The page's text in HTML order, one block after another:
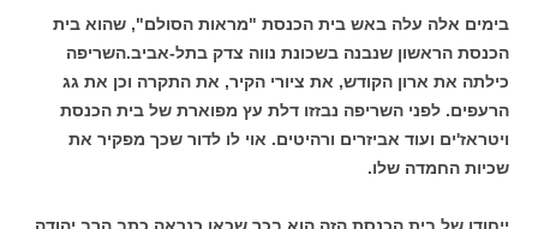
בימים אלה עלה באש בית הכנסת "מראות הסולם", שהוא בית
הכנסת הראשון שנבנה בשכונת נווה צדק בתל-אביב.השריפה
כילתה את ארון הקודש, את ציורי הקיר, את התקרה וכן את גג
הרעפים. לפני השריפה נבזזו דלת עץ מפוארת של בית הכנסת
ויטראז'ים ועוד אביזרים ורהיטים. אוי לו לדור שכך מפקיר את
שכיות החמדה שלו.